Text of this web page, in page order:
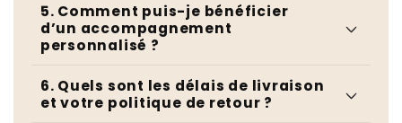
5. Comment puis-je bénéficier
d’un accompagnement
personnalisé ?
6. Quels sont les délais de livraison
et votre politique de retour ?